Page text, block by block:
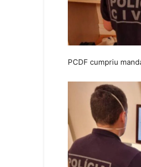
PCDF cumpriu